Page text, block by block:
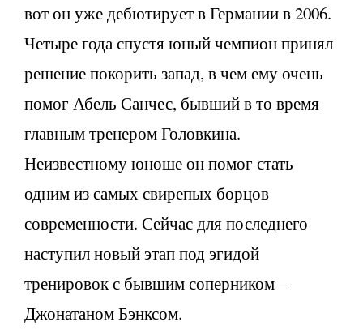
вот он уже дебютирует в Германии в 2006.
Четыре года спустя юный чемпион принял
решение покорить запад, в чем ему очень
помог Абель Санчес, бывший в то время
главным тренером Головкина.
Неизвестному юноше он помог стать
одним из самых свирепых борцов
современности. Сейчас для последнего
наступил новый этап под эгидой
тренировок с бывшим соперником –
Джонатаном Бэнксом.